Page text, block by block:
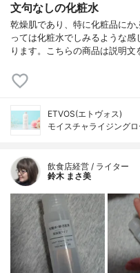
文句なしの化粧水
乾燥肌であり、特に化粧品にか
っては化粧水でしみるような
ります。こちらの商品は説明文
ETVOS(エトヴォス)
モイスチャライジング
飲食店経営 / ライター
鈴木 まさ美